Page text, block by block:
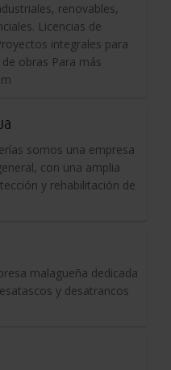
renovables,
Licencias de
integrales para
obras Para más
somos una empresa
con una amplia
y rehabilitación de
malagueña dedicada
y desatrancos